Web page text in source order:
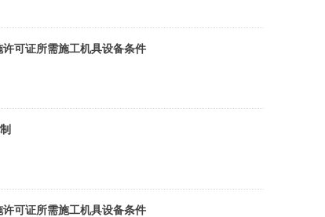
可证所需施工机具设备条件
设施许可证所需施工机具设备条件